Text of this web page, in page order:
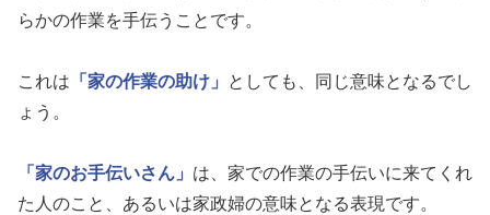
らかの作業を手伝うことです。
これは 「家の作業の助け」
としても、同じ意味となるでし
ょう。
「家のお手伝いさん」 は、家での作業の手伝いに来てくれ
た人のこと、あるいは家政婦の意味となる表現です。